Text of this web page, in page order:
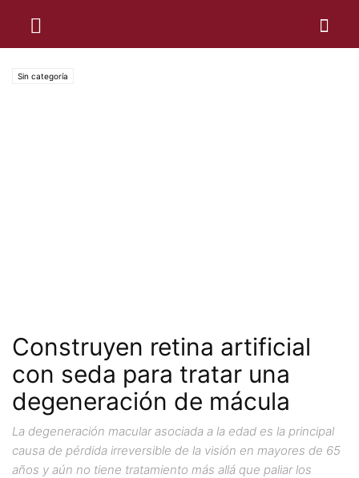
Sin categoría
Construyen retina artificial
con seda para tratar una
degeneración de mácula
La degeneración macular asociada a la edad es la principal
causa de pérdida irreversible de la visión en mayores de 65
años y aún no tiene tratamiento más allá que paliar los